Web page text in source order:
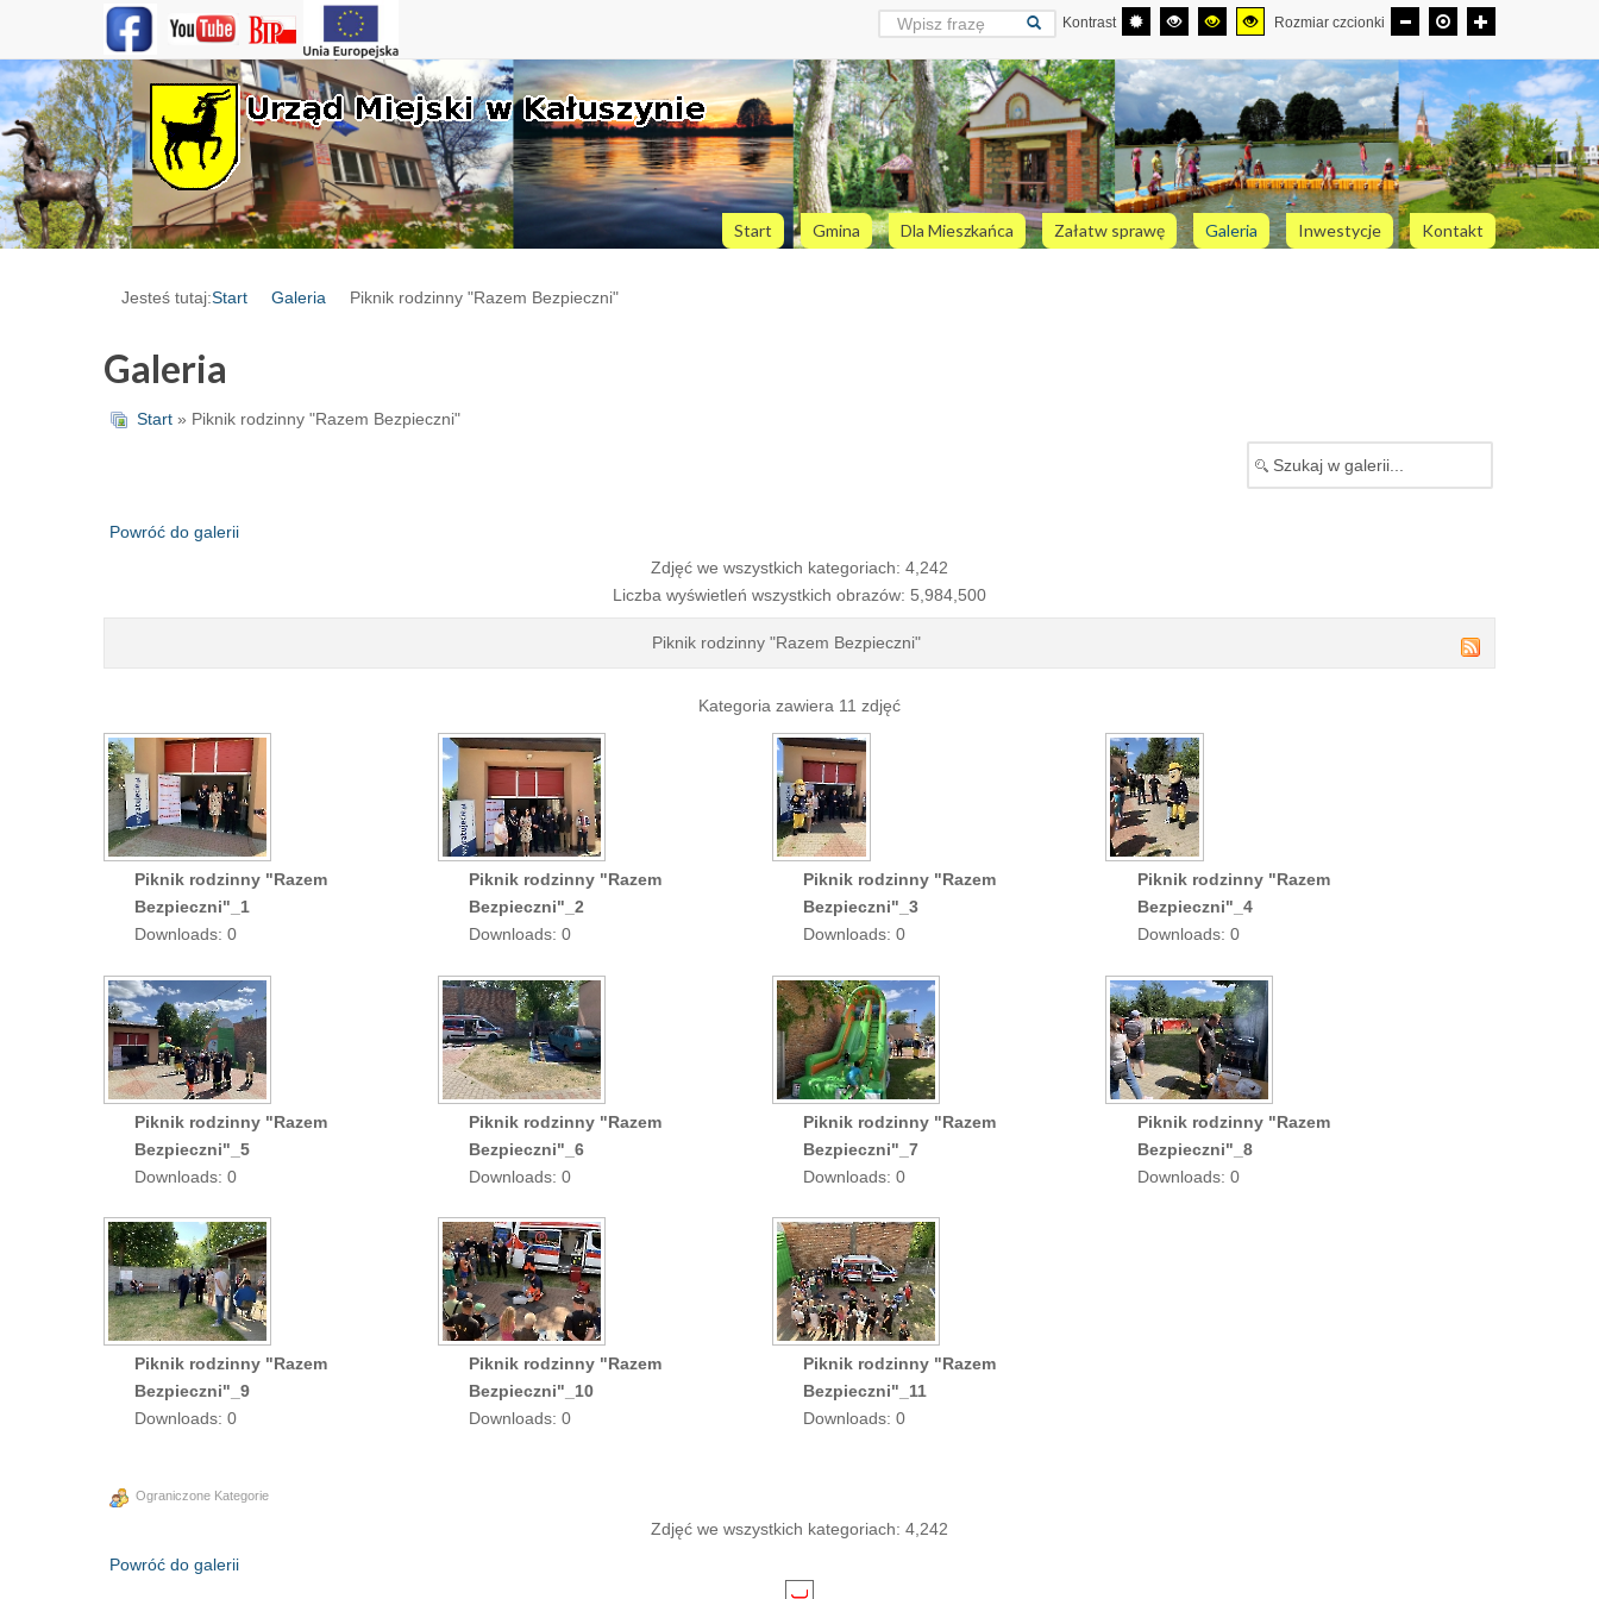
Kontrast Rozmiar czcionki
Start Gmina Dla Mieszkańca Załatw sprawę Galeria Inwestycje Kontakt
Jesteś tutaj:Start Galeria Piknik rodzinny "Razem Bezpieczni"
Galeria
Start » Piknik rodzinny "Razem Bezpieczni"
Powróć do galerii
Zdjęć we wszystkich kategoriach: 4,242
Liczba wyświetleń wszystkich obrazów: 5,984,500
Piknik rodzinny "Razem Bezpieczni"
Kategoria zawiera 11 zdjęć
Piknik rodzinny "Razem
Bezpieczni"_1
Downloads: 0
Piknik rodzinny "Razem
Bezpieczni"_2
Downloads: 0
Piknik rodzinny "Razem
Bezpieczni"_3
Downloads: 0
Piknik rodzinny "Razem
Bezpieczni"_4
Downloads: 0
Piknik rodzinny "Razem
Bezpieczni"_5
Downloads: 0
Piknik rodzinny "Razem
Bezpieczni"_6
Downloads: 0
Piknik rodzinny "Razem
Bezpieczni"_7
Downloads: 0
Piknik rodzinny "Razem
Bezpieczni"_8
Downloads: 0
Piknik rodzinny "Razem
Bezpieczni"_9
Downloads: 0
Piknik rodzinny "Razem
Bezpieczni"_10
Downloads: 0
Piknik rodzinny "Razem
Bezpieczni"_11
Downloads: 0
Ograniczone Kategorie
Zdjęć we wszystkich kategoriach: 4,242
Powróć do galerii